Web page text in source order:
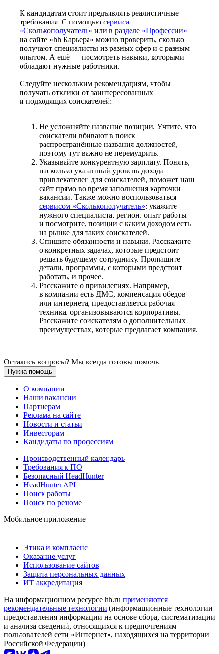
К кандидатам стоит предъявлять реалистичные
требования. С помощью сервиса
«Сколькополучатель» или в разделе «Профессии»
на сайте «hh Карьера» можно проверить, сколько
получают специалисты из разных сфер и с разным
опытом. А ещё — посмотреть навыки, которыми
обладают нужные работники.
Следуйте нескольким рекомендациям, чтобы
получать отклики от заинтересованных
и подходящих соискателей:
Не усложняйте название позиции. Учтите, что
соискатели вбивают в поиск
распространённые названия должностей,
поэтому тут важно не перемудрить.
Указывайте конкурентную зарплату. Понять,
насколько указанный уровень дохода
привлекателен для соискателей, поможет наш
сайт прямо во время заполнения карточки
вакансии. Также можно воспользоваться
сервисом «Сколькополучатель»: укажите
нужного специалиста, регион, опыт работы —
и посмотрите, позиции с каким доходом есть
на рынке для таких соискателей.
Опишите обязанности и навыки. Расскажите
о конкретных задачах, которые предстоит
решать будущему сотруднику. Пропишите
детали, программы, с которыми предстоит
работать, и прочее.
Расскажите о привилегиях. Например,
в компании есть ДМС, компенсация обедов
или интернета, предоставляется рабочая
техника, организовываются корпоративы.
Расскажите соискателям о дополнительных
преимуществах, которые предлагает компания.
Остались вопросы? Мы всегда готовы помочь
Нужна помощь
О компании
Наши вакансии
Партнерам
Реклама на сайте
Новости и статьи
Инвесторам
Кандидаты по профессиям
Производственный календарь
Требования к ПО
Безопасный HeadHunter
HeadHunter API
Поиск работы
Поиск по резюме
Мобильное приложение
Этика и комплаенс
Оказание услуг
Использование сайтов
Защита персональных данных
ИТ аккредитация
На информационном ресурсе hh.ru применяются
рекомендательные технологии (информационные технологии
предоставления информации на основе сбора, систематизации
и анализа сведений, относящихся к предпочтениям
пользователей сети «Интернет», находящихся на территории
Российской Федерации)